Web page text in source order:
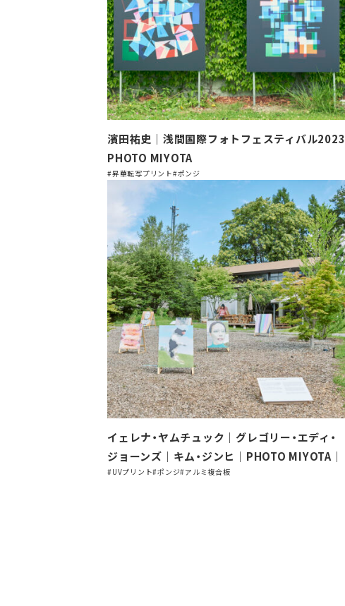
濱田祐史｜浅間国際フォトフェスティバル2023
PHOTO MIYOTA
#昇華転写プリント#ポンジ
イェレナ・ヤムチュック｜グレゴリー・エディ・
ジョーンズ｜キム・ジンヒ｜PHOTO MIYOTA｜
#UVプリント#ポンジ#アルミ複合板